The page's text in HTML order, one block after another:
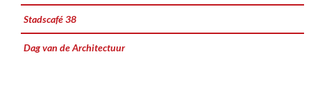
Stadscafé 38
Dag van de Architectuur